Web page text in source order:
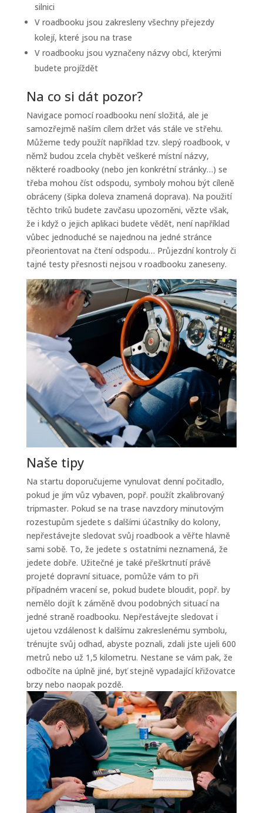
silnici
V roadbooku jsou zakresleny všechny přejezdy
kolejí, které jsou na trase
V roadbooku jsou vyznačeny názvy obcí, kterými
budete projíždět
Na co si dát pozor?
Navigace pomocí roadbooku není složitá, ale je
samozřejmě naším cílem držet vás stále ve střehu.
Můžeme tedy použít například tzv. slepý roadbook, v
němž budou zcela chybět veškeré místní názvy,
některé roadbooky (nebo jen konkrétní stránky…) se
třeba mohou číst odspodu, symboly mohou být cíleně
obráceny (šipka doleva znamená doprava). Na použití
těchto triků budete zavčasu upozorněni, vězte však,
že i když o jejich aplikaci budete vědět, není například
vůbec jednoduché se najednou na jedné stránce
přeorientovat na čtení odspodu… Průjezdní kontroly či
tajné testy přesnosti nejsou v roadbooku zaneseny.
Naše tipy
Na startu doporučujeme vynulovat denní počitadlo,
pokud je jím vůz vybaven, popř. použít zkalibrovaný
tripmaster. Pokud se na trase navzdory minutovým
rozestupům sjedete s dalšími účastníky do kolony,
nepřestávejte sledovat svůj roadbook a věřte hlavně
sami sobě. To, že jedete s ostatními neznamená, že
jedete dobře. Užitečné je také přeškrtnutí právě
projeté dopravní situace, pomůže vám to při
případném vracení se, pokud budete bloudit, popř. by
nemělo dojít k záměně dvou podobných situací na
jedné straně roadbooku. Nepřestávejte sledovat i
ujetou vzdálenost k dalšímu zakreslenému symbolu,
trénujte svůj odhad, abyste poznali, zdali jste ujeli 600
metrů nebo už 1,5 kilometru. Nestane se vám pak, že
odbočíte na úplně jiné, byť stejně vypadající křižovatce
brzy nebo naopak pozdě.